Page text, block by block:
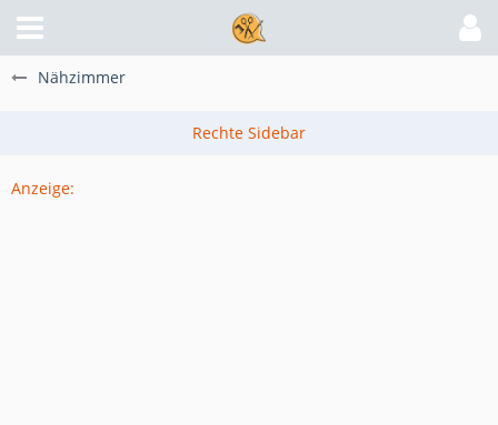
Nähzimmer
Anzeige: